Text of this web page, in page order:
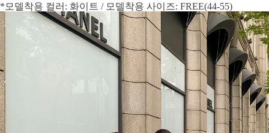
*모델착용 컬러: 화이트 / 모델착용 사이즈: FREE(44-55)